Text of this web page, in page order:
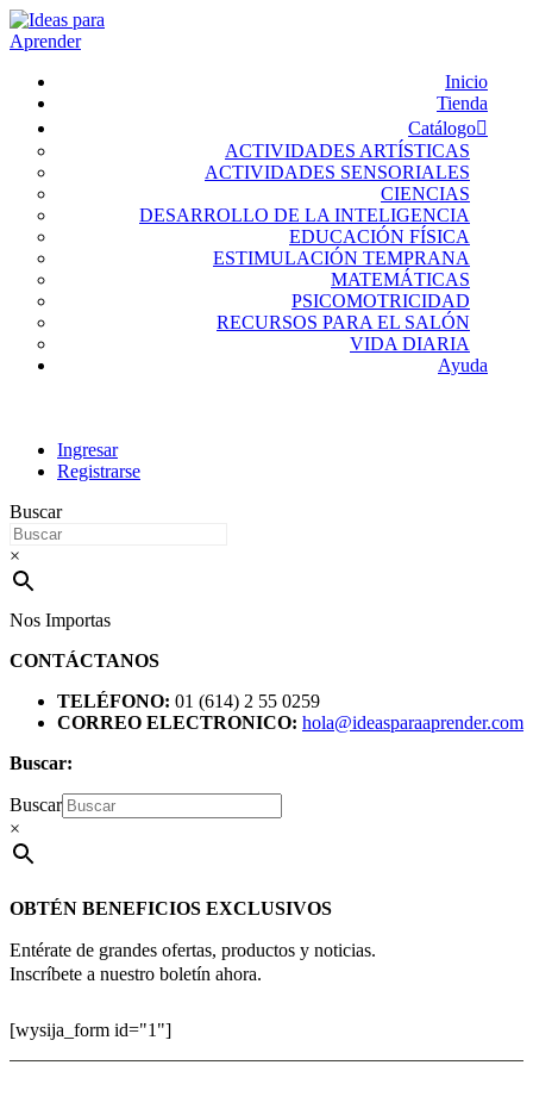
Inicio
Tienda
Catálogo
ACTIVIDADES ARTÍSTICAS
ACTIVIDADES SENSORIALES
CIENCIAS
DESARROLLO DE LA INTELIGENCIA
EDUCACIÓN FÍSICA
ESTIMULACIÓN TEMPRANA
MATEMÁTICAS
PSICOMOTRICIDAD
RECURSOS PARA EL SALÓN
VIDA DIARIA
Ayuda
Ingresar
Registrarse
Buscar
×
Nos Importas
CONTÁCTANOS
TELÉFONO: 01 (614) 2 55 0259
CORREO ELECTRONICO: hola@ideasparaaprender.com
Buscar:
Buscar
×
OBTÉN BENEFICIOS EXCLUSIVOS
Entérate de grandes ofertas, productos y noticias.
Inscríbete a nuestro boletín ahora.
[wysija_form id="1"]